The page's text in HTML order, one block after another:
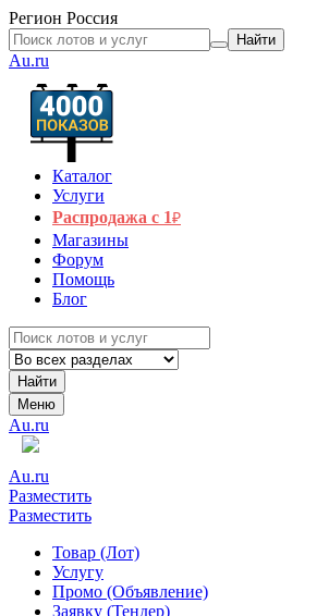
Регион Россия
Найти
Au.ru
Каталог
Услуги
Распродажа с 1₽
Магазины
Форум
Помощь
Блог
Найти
Меню
Au.ru
Au.ru
Разместить
Разместить
Товар (Лот)
Услугу
Промо (Объявление)
Заявку (Тендер)